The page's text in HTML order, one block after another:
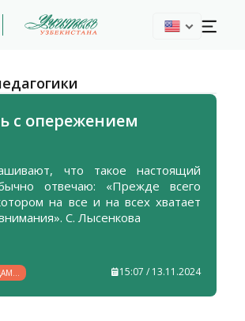
с опережением
что такое настоящий
на все и на всех хватает
С. Лысенкова
15:07 / 13.11.2024